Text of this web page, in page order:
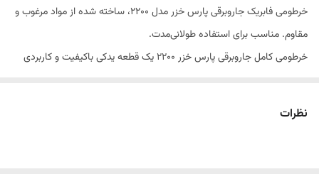
خرطومی فابریک جاروبرقی پارس خزر مدل ۲۲۰۰، ساخته شده از مواد مرغوب و
مقاوم. مناسب برای استفاده طولانی‌مدت.
خرطومی کامل جاروبرقی پارس خزر 2200 یک قطعه یدکی باکیفیت و کاربردی
نظرات